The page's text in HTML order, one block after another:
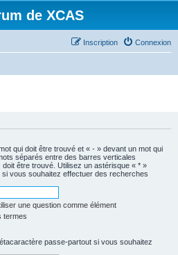
de XCAS
Connexion
Inscription
qui doit être trouvé et « - » devant un mot qui
séparés entre des barres verticales
être trouvé. Utilisez un astérisque « * »
vous souhaitez effectuer des recherches
une question comme élément
termes
passe-partout si vous souhaitez